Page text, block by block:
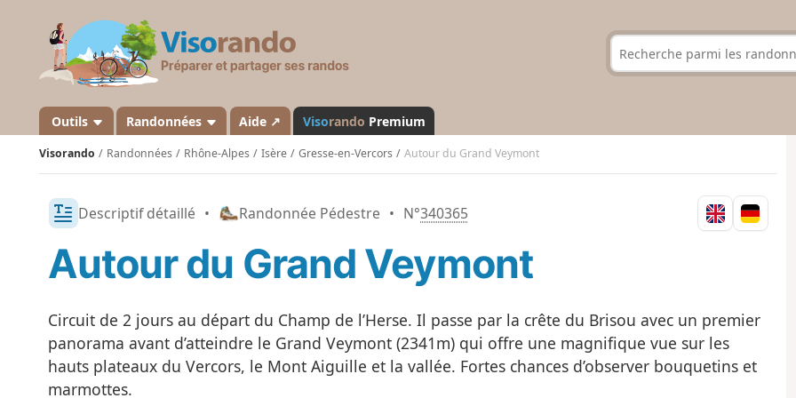
s
a
n
d
o
Outils Randonnées Aide ↗ Visorando Premium
Visorando Randonnées Rhône-Alpes Isère Gresse-en-Vercors Autour du Grand Veymont
Descriptif détaillé • Randonnée Pédestre • N°340365
Autour du Grand Veymont
Circuit de 2 jours au départ du Champ de l’Herse. Il passe par la crête du Brisou avec un premier
panorama avant d’atteindre le Grand Veymont (2341m) qui offre une magnifique vue sur les
hauts plateaux du Vercors, le Mont Aiguille et la vallée. Fortes chances d’observer bouquetins et
marmottes.